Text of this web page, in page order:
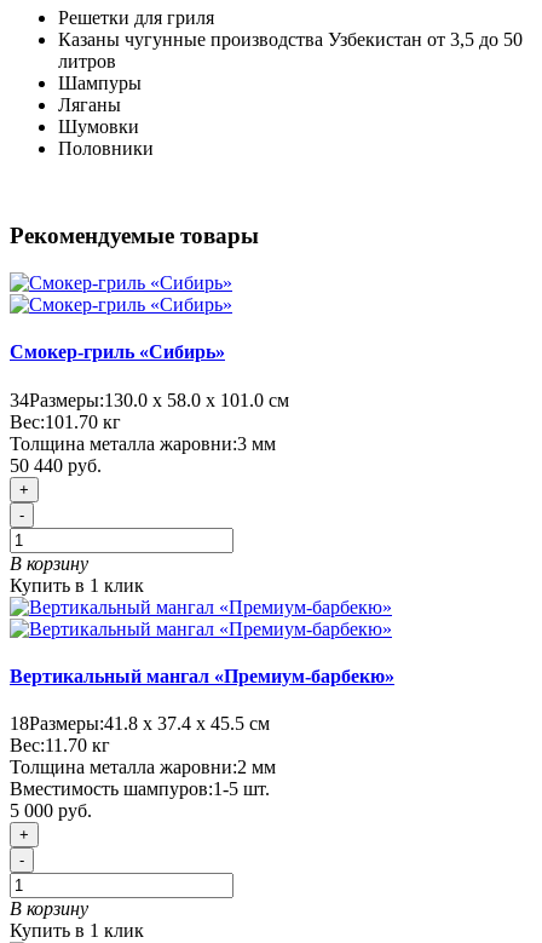
Решетки для гриля
Казаны чугунные производства Узбекистан от 3,5 до 50
литров
Шампуры
Ляганы
Шумовки
Половники
Рекомендуемые товары
Смокер-гриль «Сибирь»
34Размеры:130.0 х 58.0 х 101.0 см
Вес:101.70 кг
Толщина металла жаровни:3 мм
50 440 руб.
+
-
В корзину
Купить в 1 клик
Вертикальный мангал «Премиум-барбекю»
18Размеры:41.8 х 37.4 х 45.5 см
Вес:11.70 кг
Толщина металла жаровни:2 мм
Вместимость шампуров:1-5 шт.
5 000 руб.
+
-
В корзину
Купить в 1 клик